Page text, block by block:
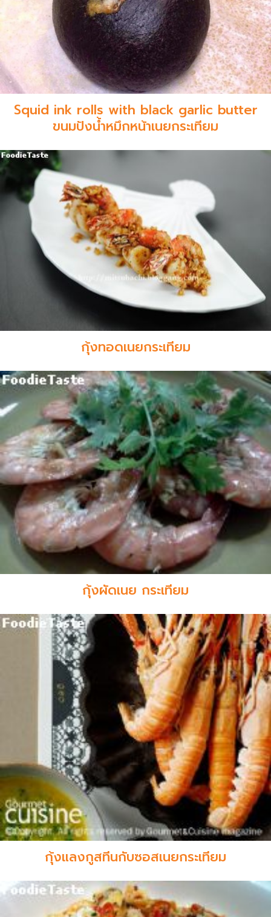
Squid ink rolls with black garlic butter
ขนมปังน้ำหมึกหน้าเนยกระเทียม
กุ้งทอดเนยกระเทียม
กุ้งผัดเนย กระเทียม
กุ้งแลงกูสทีนกับซอสเนยกระเทียม